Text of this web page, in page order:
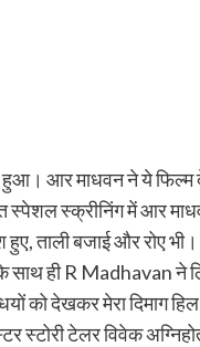
हुआ। आर माधवन ने ये
स्क्रीनिंग में आर
ताली बजाई और रोए
साथ ही R Madhavan ने
को देखकर मेरा दिमाग
टेलर विवेक